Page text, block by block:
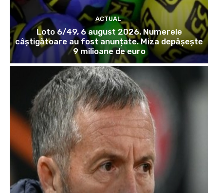
ACTUAL
Loto 6/49, 6 august 2026. Numerele
câștigătoare au fost anunțate. Miza depășește
9 milioane de euro